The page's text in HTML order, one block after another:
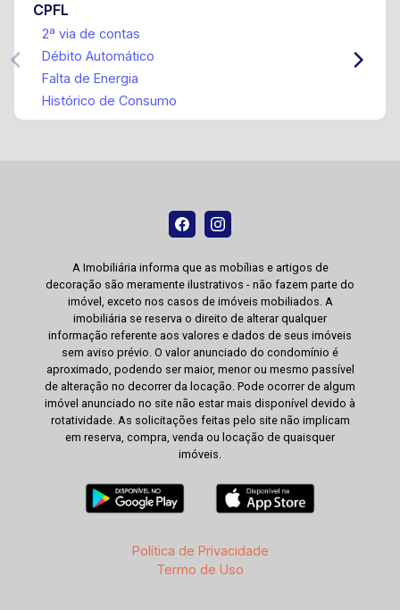
CPFL
2ª via de contas
Débito Automático
Falta de Energia
Histórico de Consumo
A Imobiliária informa que as mobílias e artigos de
decoração são meramente ilustrativos - não fazem parte do
imóvel, exceto nos casos de imóveis mobiliados. A
imobiliária se reserva o direito de alterar qualquer
informação referente aos valores e dados de seus imóveis
sem aviso prévio. O valor anunciado do condomínio é
aproximado, podendo ser maior, menor ou mesmo passível
de alteração no decorrer da locação. Pode ocorrer de algum
imóvel anunciado no site não estar mais disponível devido à
rotatividade. As solicitações feitas pelo site não implicam
em reserva, compra, venda ou locação de quaisquer
imóveis.
Política de Privacidade
Termo de Uso